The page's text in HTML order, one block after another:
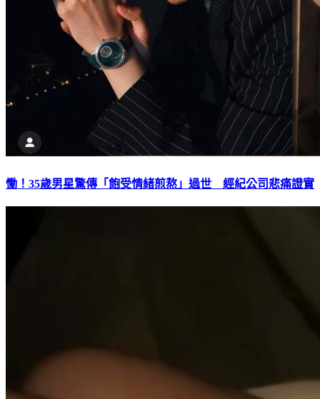
慟！35歲男星驚傳「飽受情緒煎熬」過世 經紀公司悲痛證實